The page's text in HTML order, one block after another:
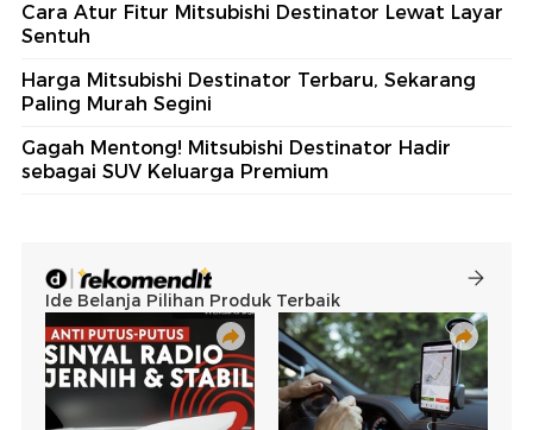
Cara Atur Fitur Mitsubishi Destinator Lewat Layar
Sentuh
Harga Mitsubishi Destinator Terbaru, Sekarang
Paling Murah Segini
Gagah Mentong! Mitsubishi Destinator Hadir
sebagai SUV Keluarga Premium